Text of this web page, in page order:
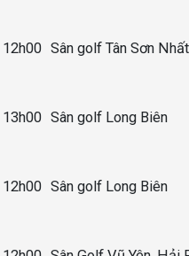
12h00 Sân golf Tân Sơn Nhất
13h00 Sân golf Long Biên
12h00 Sân golf Long Biên